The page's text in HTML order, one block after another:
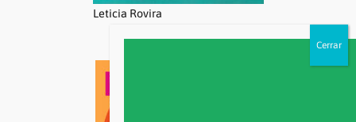
Leticia Rovira